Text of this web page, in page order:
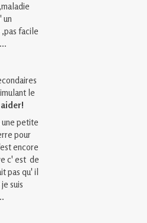
un
facile
le
une petite
pour
encore
c' est de
pas qu' il
suis